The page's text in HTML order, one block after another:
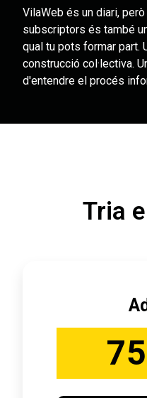
VilaWeb és un diari,
subscriptors és també
qual tu pots formar part.
construcció col·lectiva.
d'entendre el procés
Tria